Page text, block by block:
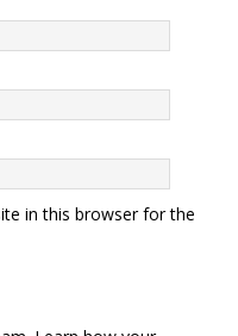
in this browser for the